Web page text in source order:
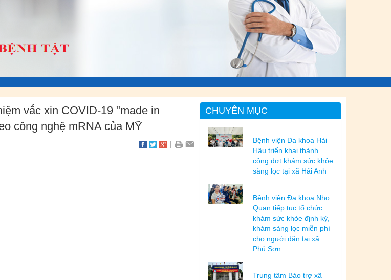
vắc xin COVID-19 "made in
công nghệ mRNA của MỸ
|
CHUYÊN MỤC
Bệnh viện Đa khoa Hải
Hậu triển khai thành
công đợt khám sức khỏe
sàng lọc tại xã Hải Anh
Bệnh viện Đa khoa Nho
Quan tiếp tục tổ chức
khám sức khỏe định kỳ,
khám sàng lọc miễn phí
cho người dân tại xã
Phú Sơn
Trung tâm Bảo trợ xã